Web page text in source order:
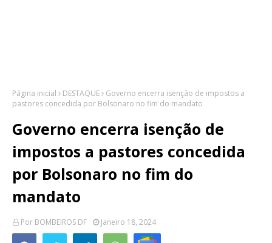
Página inicial DESTAQUE
Governo encerra isenção de impostos a
pastores concedida por Bolsonaro no fim do mandato
Governo encerra isenção de
impostos a pastores concedida
por Bolsonaro no fim do
mandato
Por BOMBEIROS DF Janeiro 18, 2024